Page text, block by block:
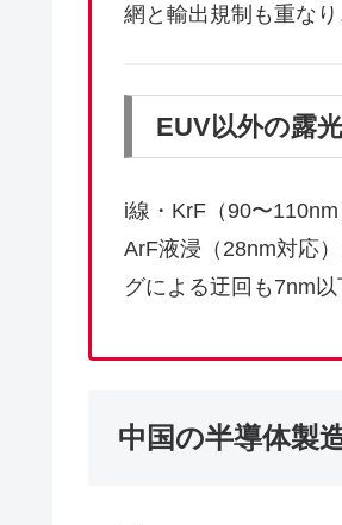
網と輸出規制も重な
EUV以外の露
i線・KrF（90〜
ArF液浸（28nm対応
グによる迂回も7nm
中国の半導体製